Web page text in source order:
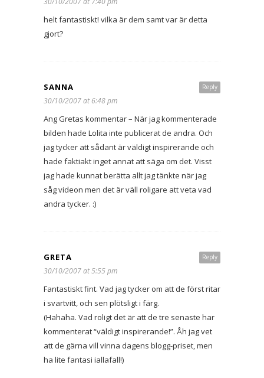
helt fantastiskt! vilka är dem samt var är detta
gjort?
Reply
SANNA
30/10/2007 at 6:48 pm
Ang Gretas kommentar – När jag kommenterade
bilden hade Lolita inte publicerat de andra. Och
jag tycker att sådant är väldigt inspirerande och
hade faktiakt inget annat att säga om det. Visst
jag hade kunnat berätta allt jag tänkte när jag
såg videon men det är väll roligare att veta vad
andra tycker. :)
Reply
GRETA
30/10/2007 at 5:55 pm
Fantastiskt fint. Vad jag tycker om att de först ritar
i svartvitt, och sen plötsligt i färg.
(Hahaha. Vad roligt det är att de tre senaste har
kommenterat “väldigt inspirerande!”. Åh jag vet
att de gärna vill vinna dagens blogg-priset, men
ha lite fantasi iallafall!)